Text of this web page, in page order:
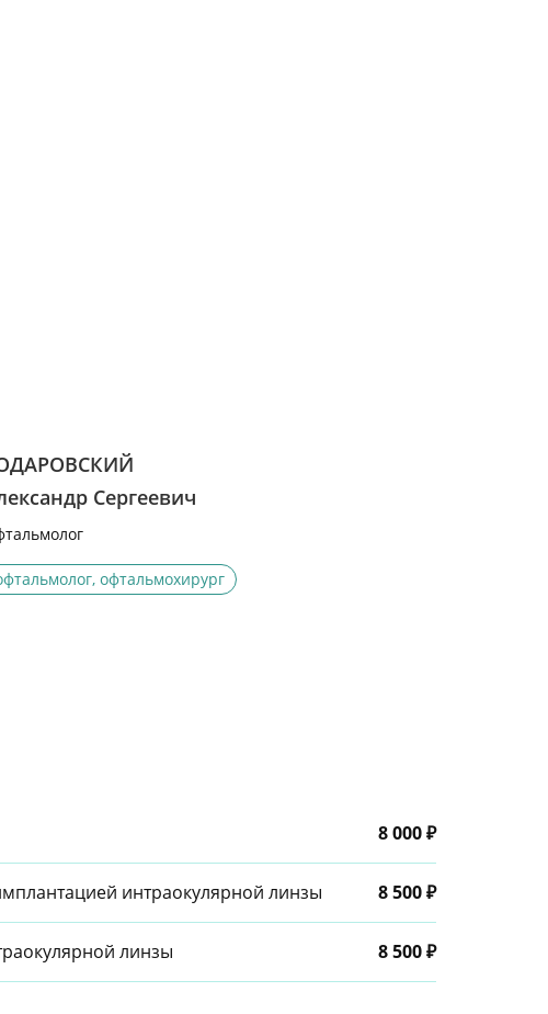
Сергеевич
офтальмохирург
8 000 ₽
интраокулярной линзы 8 500 ₽
линзы 8 500 ₽